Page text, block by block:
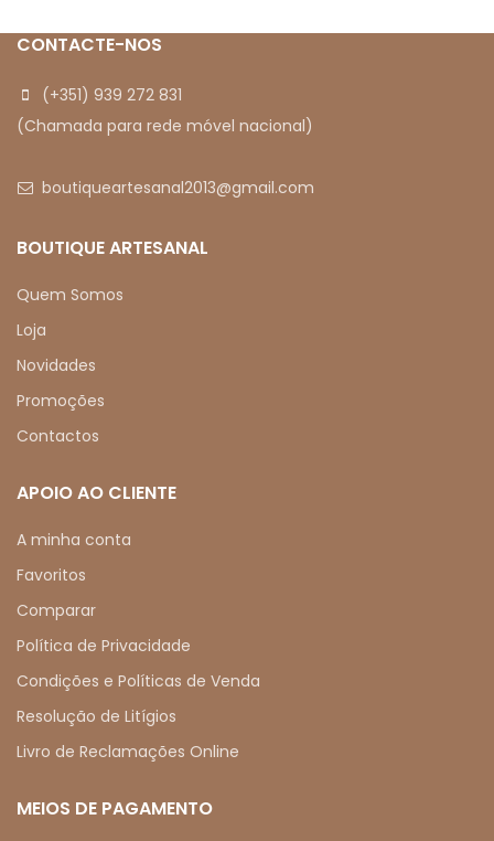
CONTACTE-NOS
(+351) 939 272 831
(Chamada para rede móvel nacional)
boutiqueartesanal2013@gmail.com
BOUTIQUE ARTESANAL
Quem Somos
Loja
Novidades
Promoções
Contactos
APOIO AO CLIENTE
A minha conta
Favoritos
Comparar
Política de Privacidade
Condições e Políticas de Venda
Resolução de Litígios
Livro de Reclamações Online
MEIOS DE PAGAMENTO